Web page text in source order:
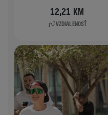
12,21 KM
VZDIALENOSŤ